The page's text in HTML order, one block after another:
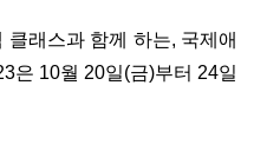
래스과 함께 하는, 국제애
은 10월 20일(금)부터 24일